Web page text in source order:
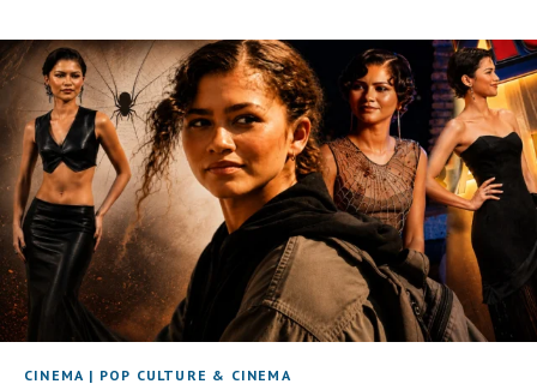
CINEMA | POP CULTURE & CINEMA